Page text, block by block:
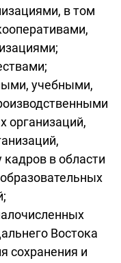
в том
учебными,
организаций,
в области
Востока
сохранения и